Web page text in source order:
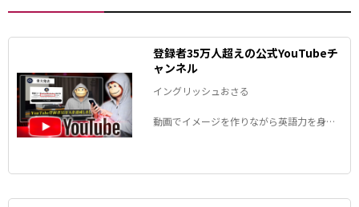
登録者35万人超えの公式YouTubeチ
ャンネル
イングリッシュおさる
動画でイメージを作りながら英語力を身に